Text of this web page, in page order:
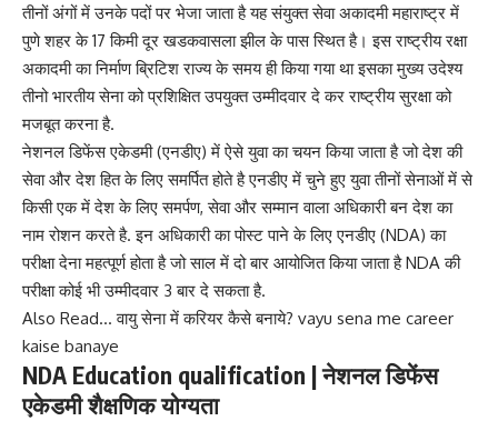
तीनों अंगों में उनके पदों पर भेजा जाता है यह संयुक्त सेवा अकादमी महाराष्ट्र में
पुणे शहर के 17 किमी दूर खडकवासला झील के पास स्थित है। इस राष्ट्रीय रक्षा
अकादमी का निर्माण ब्रिटिश राज्य के समय ही किया गया था इसका मुख्य उदेश्य
तीनो भारतीय सेना को प्रशिक्षित उपयुक्त उम्मीदवार दे कर राष्ट्रीय सुरक्षा को
मजबूत करना है.
नेशनल डिफेंस एकेडमी (एनडीए) में ऐसे युवा का चयन किया जाता है जो देश की
सेवा और देश हित के लिए समर्पित होते है एनडीए में चुने हुए युवा तीनों सेनाओं में से
किसी एक में देश के लिए समर्पण, सेवा और सम्मान वाला अधिकारी बन देश का
नाम रोशन करते है. इन अधिकारी का पोस्ट पाने के लिए एनडीए (NDA) का
परीक्षा देना महत्पूर्ण होता है जो साल में दो बार आयोजित किया जाता है NDA की
परीक्षा कोई भी उम्मीदवार 3 बार दे सकता है.
Also Read…वायु सेना में करियर कैसे बनाये? vayu sena me career
kaise banaye
NDA Education qualification | नेशनल डिफेंस
एकेडमी शैक्षणिक योग्यता